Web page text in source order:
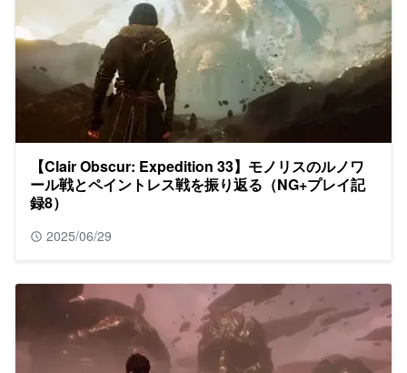
【Clair Obscur: Expedition 33】モノリスのルノワ
ール戦とペイントレス戦を振り返る（NG+プレイ記
録8）
2025/06/29